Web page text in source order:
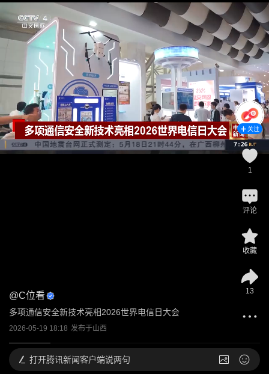
@C位看
多项通信安全新技术亮相2026世界电信日大会
2026-05-19 18:18 发布于山西
关注
1
评论
收藏
13
打开腾讯新闻客户端说两句